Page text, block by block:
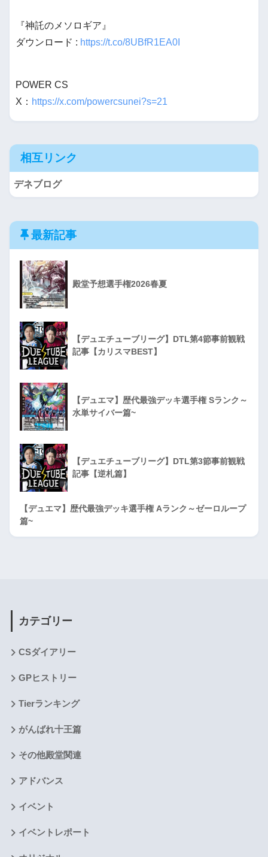
『神託のメソロギア』
ダウンロード : https://t.co/8UBfR1EA0I
POWER CS
X： https://x.com/powercsunei?s=21
相互リンク
デネブログ
最新記事
殿堂予想選手権2026春夏
【デュエチューブリーグ】DTL第4節事前観戦
記事【カリスマBEST】
【デュエマ】歴代最強デッキ選手権 Sランク～
水単サイバー篇~
【デュエチューブリーグ】DTL第3節事前観戦
記事【逆札篇】
【デュエマ】歴代最強デッキ選手権 Aランク～ゼーロループ
篇~
カテゴリー
CSダイアリー
GPヒストリー
Tierランキング
がんばれ十王篇
その他殿堂関連
アドバンス
イベント
イベントレポート